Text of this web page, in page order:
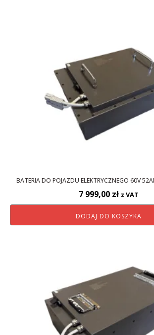
BATERIA DO POJAZDU ELEKTRYCZNEGO 60V
7 999,00 zł z VAT
DODAJ DO KOSZYKA